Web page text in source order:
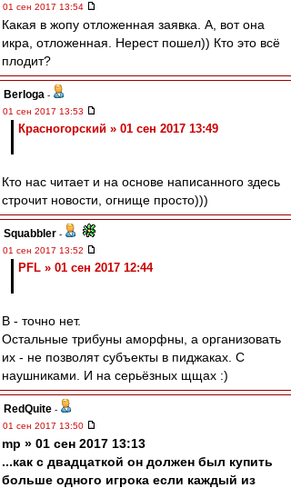
01 сен 2017 13:54
Какая в жопу отложенная заявка. А, вот она
икра, отложенная. Нерест пошел)) Кто это всё
плодит?
Berloga -
01 сен 2017 13:53
Красногорский » 01 сен 2017 13:49
Кто нас читает и на основе написанного здесь
строчит новости, огнище просто)))
Squabbler -
01 сен 2017 13:52
PFL » 01 сен 2017 12:44
В - точно нет.
Остальные трибуны аморфны, а организовать
их - не позволят субъекты в пиджаках. С
наушниками. И на серьёзных щщах :)
RedQuite -
01 сен 2017 13:50
mp » 01 сен 2017 13:13
...как с двадцаткой он должен был купить
больше одного игрока если каждый из